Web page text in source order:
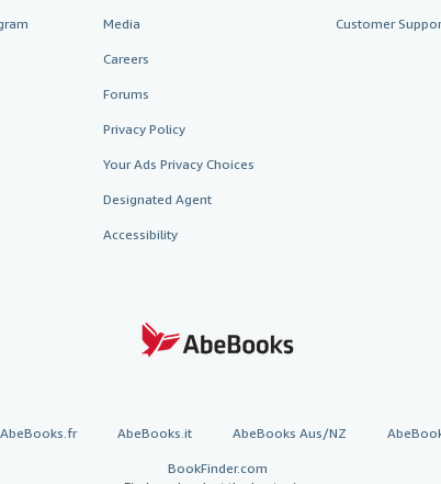
Media
Careers
Forums
Privacy Policy
Your Ads Privacy Choices
Designated Agent
Accessibility
Customer
AbeBooks.fr AbeBooks.it AbeBooks Aus/NZ
BookFinder.com